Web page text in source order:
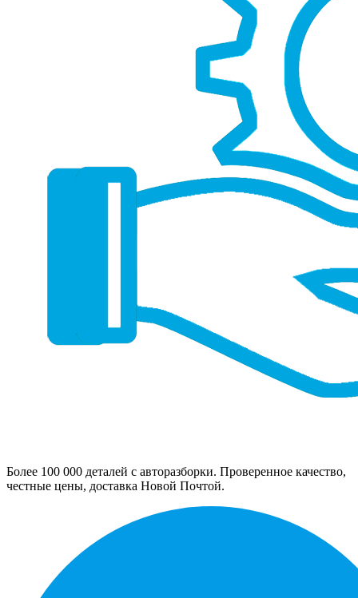
Более 100 000 деталей с авторазборки. Проверенное качество,
честные цены, доставка Новой Почтой.